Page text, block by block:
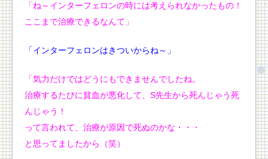
「ね～ インターフェロンの時には考えられなかったもの！
ここまで治療できるなんて」
「インターフェロンはきついからね～」
「気力だけではどうにもできませんでしたね。
治療するたびに貧血が悪化して、 S先生から死んじゃう死
んじゃう！
って言われて、 治療が原因で死ぬのかな・・・
と思ってましたから（笑）